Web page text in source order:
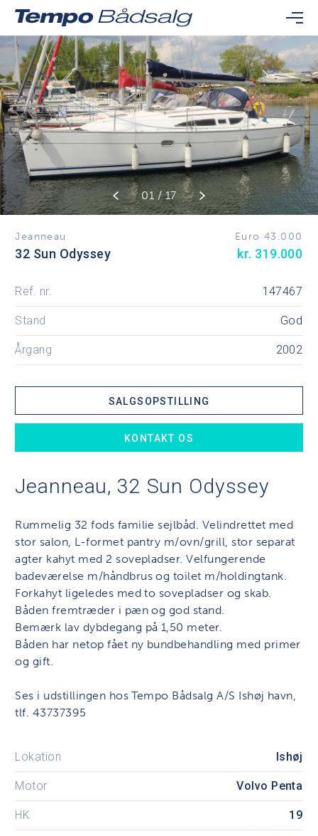
01 / 17
Jeanneau Euro 43.000
32 Sun Odyssey kr. 319.000
Ref. nr. 147467
Stand God
Årgang 2002
SALGSOPSTILLING
KONTAKT OS
Jeanneau, 32 Sun Odyssey
Rummelig 32 fods familie sejlbåd. Velindrettet med
stor salon, L-formet pantry m/ovn/grill, stor separat
agter kahyt med 2 sovepladser. Velfungerende
badeværelse m/håndbrus og toilet m/holdingtank.
Forkahyt ligeledes med to sovepladser og skab.
Båden fremtræder i pæn og god stand.
Bemærk lav dybdegang på 1,50 meter.
Båden har netop fået ny bundbehandling med primer
og gift.
Ses i udstillingen hos Tempo Bådsalg A/S Ishøj havn,
tlf. 43737395
Lokation Ishøj
Motor Volvo Penta
HK 19